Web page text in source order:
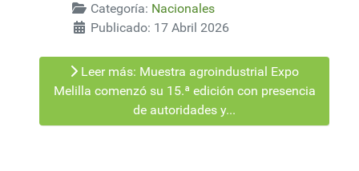
Categoría: Nacionales
Publicado: 17 Abril 2026
Leer más: Muestra agroindustrial Expo
Melilla comenzó su 15.ª edición con presencia
de autoridades y...